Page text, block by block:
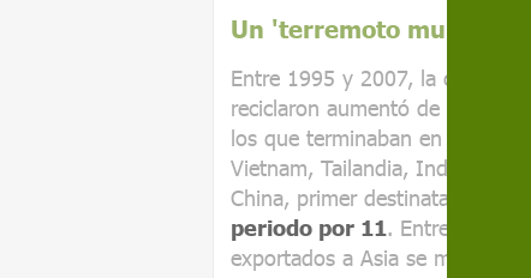
Un 'terremoto mundial'
Entre 1995 y 2007, la cantidad
reciclaron aumentó de 10 a 14
los que terminaban en Asia
Vietnam, Tailandia, India o
China, primer destinatario del
periodo por 11. Entre 1995 y
exportados a Asia se